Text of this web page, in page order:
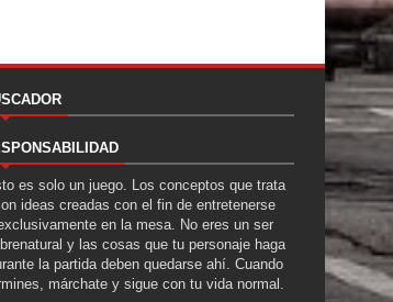
es solo un juego. Los conceptos que trata
ideas creadas con el fin de entretenerse
en la mesa. No eres un ser
y las cosas que tu personaje haga
la partida deben quedarse ahí. Cuando
márchate y sigue con tu vida normal.